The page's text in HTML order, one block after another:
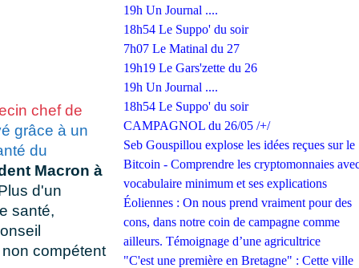
chef de
grâce à un
du
Macron à
d'un
santé,
compétent
19h Un Journal ....
18h54 Le Suppo' du soir
7h07 Le Matinal du 27
19h19 Le Gars'zette du 26
19h Un Journal ....
18h54 Le Suppo' du soir
CAMPAGNOL du 26/05 /+/
Seb Gouspillou explose les idées reçues sur le
Bitcoin - Comprendre les cryptomonnaies
vocabulaire minimum et ses explications
Éoliennes : On nous prend vraiment pour des
cons, dans notre coin de campagne comme
ailleurs. Témoignage d’une agricultrice
"C'est une première en Bretagne" : Cette ville